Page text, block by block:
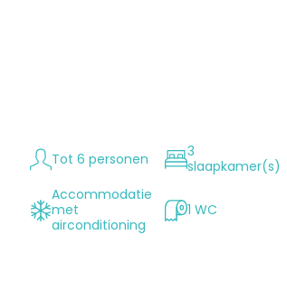
Tot 6 personen
3
slaapkamer(s)
Accommodatie
met
airconditioning
1 WC